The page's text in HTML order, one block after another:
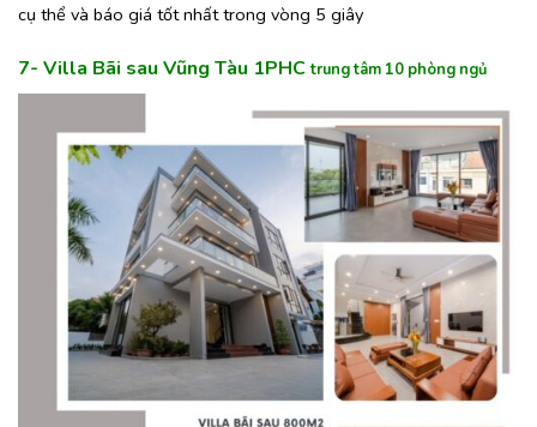
cụ thể và báo giá tốt nhất trong vòng 5 giây
7- Villa Bãi sau Vũng Tàu 1PHCtrung tâm 10 phòng ngủ